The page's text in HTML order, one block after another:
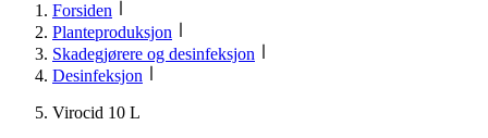
Forsiden
Planteproduksjon
Skadegjørere og desinfeksjon
Desinfeksjon
Virocid 10 L